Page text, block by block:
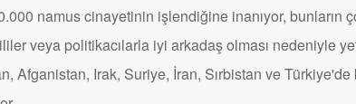
namus cinayetinin işlendiğine inanıyor, bunların
veya politikacılarla iyi arkadaş olması nedeniyle
Afganistan, Irak, Suriye, İran, Sırbistan ve Türkiye'de